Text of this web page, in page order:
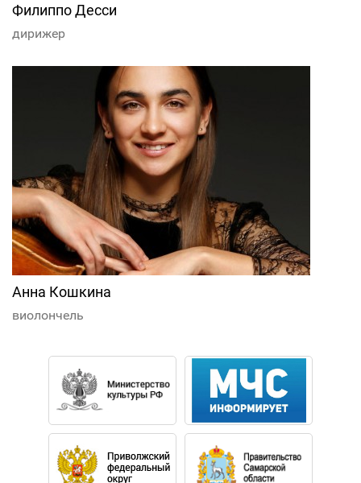
Филиппо Десси
дирижер
Анна Кошкина
виолончель